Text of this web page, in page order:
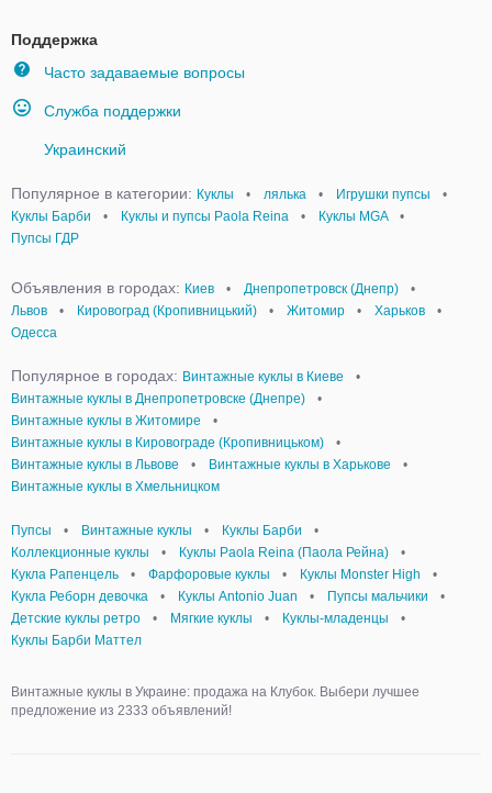
Поддержка
Часто задаваемые вопросы
Служба поддержки
Украинский
Популярное в категории: Куклы • лялька • Игрушки пупсы
•
Куклы Барби
• Куклы и пупсы Paola Reina • Куклы MGA
•
Пупсы ГДР
Объявления в городах: Киев • Днепропетровск (Днепр)
•
Львов
• Кировоград (Кропивницький) • Житомир • Харьков
•
Одесса
Популярное в городах: Винтажные куклы в Киеве
•
Винтажные куклы в Днепропетровске (Днепре)
•
Винтажные куклы в Житомире
•
Винтажные куклы в Кировограде (Кропивницьком)
•
Винтажные куклы в Львове
• Винтажные куклы в Харькове
•
Винтажные куклы в Хмельницком
Пупсы • Винтажные куклы • Куклы Барби
•
Коллекционные куклы
• Куклы Paola Reina (Паола Рейна)
•
Кукла Рапенцель
• Фарфоровые куклы • Куклы Monster High
•
Кукла Реборн девочка
• Куклы Antonio Juan • Пупсы мальчики
•
Детские куклы ретро
• Мягкие куклы • Куклы-младенцы
•
Куклы Барби Маттел
Винтажные куклы в Украине: продажа на Клубок. Выбери лучшее
предложение из 2333 объявлений!